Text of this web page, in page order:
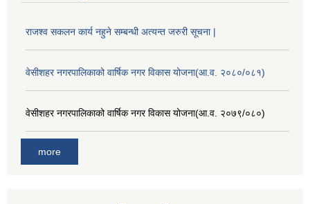
राजश्व सकलन कार्य नहुने सम्बन्धी अत्यन्त जरुरी सूचना |
वेसीशहर नगरपालिकाको वार्षिक नगर विकास योजना(आ.व. २०८०/०८१)
वेसीशहर नगरपालिकाको वार्षिक नगर विकास योजना(आ.व. २०७९/०८०)
more